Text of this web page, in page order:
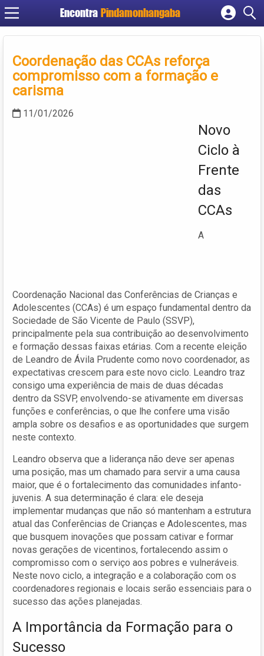
Encontra Pindamonhangaba
Cadastrar empresa
Criar conta
Coordenação das CCAs reforça
compromisso com a formação e
carisma
11/01/2026
Novo
Ciclo à
Frente
das
CCAs
A
Coordenação Nacional das Conferências de Crianças e
Adolescentes (CCAs) é um espaço fundamental dentro da
Sociedade de São Vicente de Paulo (SSVP),
principalmente pela sua contribuição ao desenvolvimento
e formação dessas faixas etárias. Com a recente eleição
de Leandro de Ávila Prudente como novo coordenador, as
expectativas crescem para este novo ciclo. Leandro traz
consigo uma experiência de mais de duas décadas
dentro da SSVP, envolvendo-se ativamente em diversas
funções e conferências, o que lhe confere uma visão
ampla sobre os desafios e as oportunidades que surgem
neste contexto.
Leandro observa que a liderança não deve ser apenas
uma posição, mas um chamado para servir a uma causa
maior, que é o fortalecimento das comunidades infanto-
juvenis. A sua determinação é clara: ele deseja
implementar mudanças que não só mantenham a estrutura
atual das Conferências de Crianças e Adolescentes, mas
que busquem inovações que possam cativar e formar
novas gerações de vicentinos, fortalecendo assim o
compromisso com o serviço aos pobres e vulneráveis.
Neste novo ciclo, a integração e a colaboração com os
coordenadores regionais e locais serão essenciais para o
sucesso das ações planejadas.
A Importância da Formação para o
Sucesso